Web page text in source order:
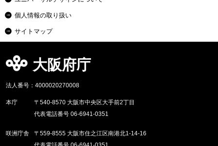
個人情報の取り扱い
サイトマップ
大阪府庁
法人番号：4000020270008
本庁
〒540-8570 大阪市中央区大手前2丁目
代表電話番号 06-6941-0351
咲洲庁舎
〒559-8555 大阪市住之江区南港北1-14-16